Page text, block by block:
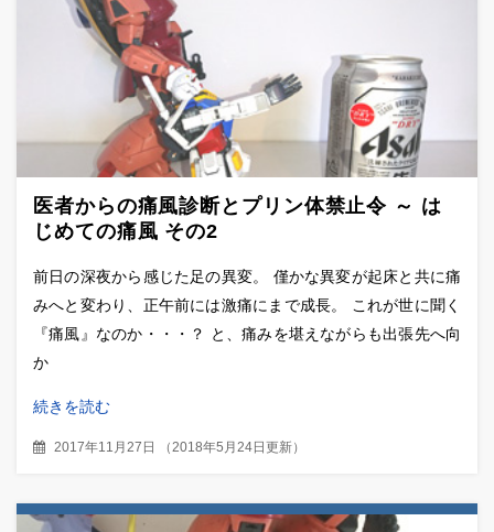
医者からの痛風診断とプリン体禁止令 ～ は
じめての痛風 その2
前日の深夜から感じた足の異変。 僅かな異変が起床と共に痛
みへと変わり、正午前には激痛にまで成長。 これが世に聞く
『痛風』なのか・・・？ と、痛みを堪えながらも出張先へ向
か
続きを読む
2017年11月27日 （2018年5月24日更新）